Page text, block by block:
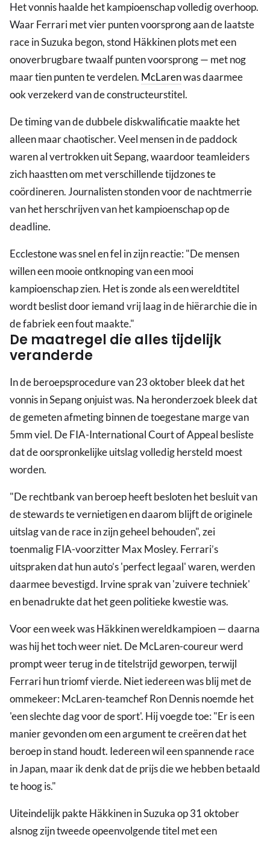
Het vonnis haalde het kampioenschap volledig overhoop.
Waar Ferrari met vier punten voorsprong aan de laatste
race in Suzuka begon, stond Häkkinen plots met een
onoverbrugbare twaalf punten voorsprong — met nog
maar tien punten te verdelen. McLarenwas daarmee
ook verzekerd van de constructeurstitel.
De timing van de dubbele diskwalificatie maakte het
alleen maar chaotischer. Veel mensen in de paddock
waren al vertrokken uit Sepang, waardoor teamleiders
zich haastten om met verschillende tijdzones te
coördineren. Journalisten stonden voor de nachtmerrie
van het herschrijven van het kampioenschap op de
deadline.
Ecclestone was snel en fel in zijn reactie: "De mensen
willen een mooie ontknoping van een mooi
kampioenschap zien. Het is zonde als een wereldtitel
wordt beslist door iemand vrij laag in de hiërarchie die in
de fabriek een fout maakte."
De maatregel die alles tijdelijk
veranderde
In de beroepsprocedure van 23 oktober bleek dat het
vonnis in Sepang onjuist was. Na heronderzoek bleek dat
de gemeten afmeting binnen de toegestane marge van
5mm viel. De FIA-International Court of Appeal besliste
dat de oorspronkelijke uitslag volledig hersteld moest
worden.
"De rechtbank van beroep heeft besloten het besluit van
de stewards te vernietigen en daarom blijft de originele
uitslag van de race in zijn geheel behouden", zei
toenmalig FIA-voorzitter Max Mosley. Ferrari’s
uitspraken dat hun auto’s 'perfect legaal' waren, werden
daarmee bevestigd. Irvine sprak van 'zuivere techniek'
en benadrukte dat het geen politieke kwestie was.
Voor een week was Häkkinen wereldkampioen — daarna
was hij het toch weer niet. De McLaren-coureur werd
prompt weer terug in de titelstrijd geworpen, terwijl
Ferrari hun triomf vierde. Niet iedereen was blij met de
ommekeer: McLaren-teamchef Ron Dennis noemde het
'een slechte dag voor de sport'. Hij voegde toe: "Er is een
manier gevonden om een argument te creëren dat het
beroep in stand houdt. Iedereen wil een spannende race
in Japan, maar ik denk dat de prijs die we hebben betaald
te hoog is."
Uiteindelijk pakte Häkkinen in Suzuka op 31 oktober
alsnog zijn tweede opeenvolgende titel met een